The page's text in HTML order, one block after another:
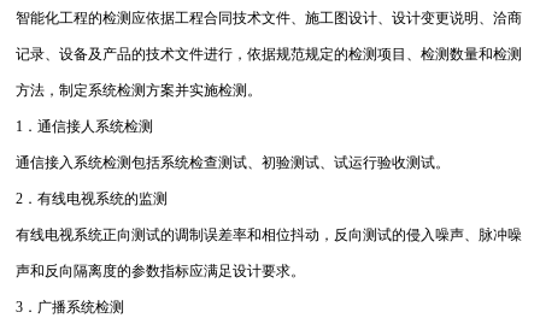
智能化工程的检测应依据工程合同技术文件、施工图设计、设计变更说明、洽商
记录、设备及产品的技术文件进行，依据规范规定的检测项目、检测数量和检测
方法，制定系统检测方案并实施检测。
1．通信接人系统检测
通信接入系统检测包括系统检查测试、初验测试、试运行验收测试。
2．有线电视系统的监测
有线电视系统正向测试的调制误差率和相位抖动，反向测试的侵入噪声、脉冲噪
声和反向隔离度的参数指标应满足设计要求。
3．广播系统检测